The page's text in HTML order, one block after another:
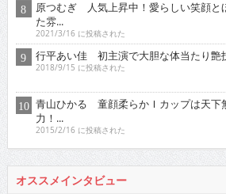
原つむぎ 人気上昇中！愛らしい笑顔と
た雰...
2021/3/16 に投稿された
行平あい佳 初主演で大胆な体当たり艶
2018/9/15 に投稿された
青山ひかる 童顔柔らかＩカップは天下
力！...
2015/2/16 に投稿された
オススメインタビュー